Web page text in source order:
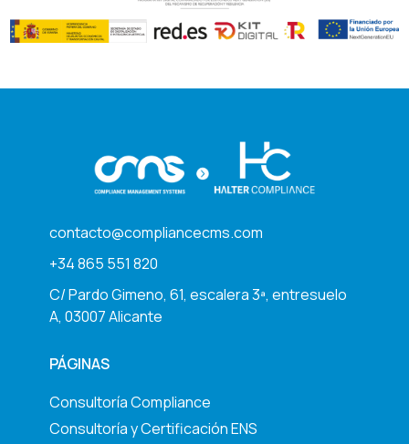
contacto@compliancecms.com
+34 865 551 820
C/ Pardo Gimeno, 61, escalera 3ª, entresuelo
A, 03007 Alicante
PÁGINAS
Consultoría Compliance
Consultoría y Certificación ENS